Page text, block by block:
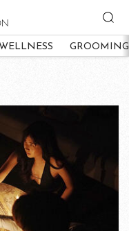
GROOMING